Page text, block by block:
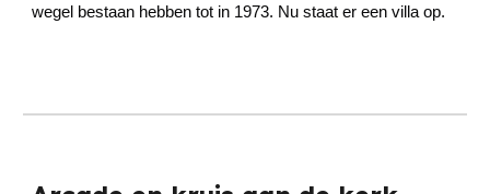
wegel bestaan hebben tot in 1973. Nu staat er een villa op.